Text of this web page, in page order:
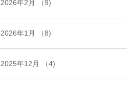
2026年2月 （9)
2026年1月 （8)
2025年12月 （4)